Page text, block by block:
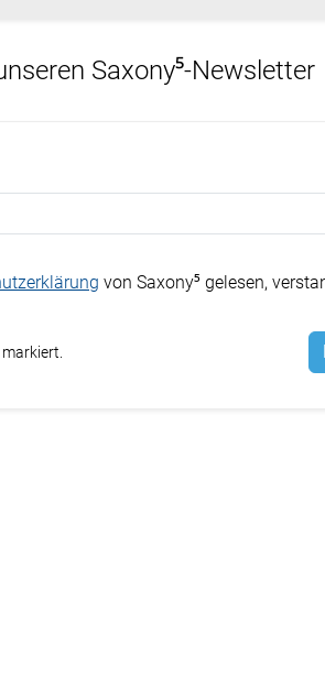
Saxony⁵-Newsletter
von Saxony⁵ gelesen,
Stern
markiert.